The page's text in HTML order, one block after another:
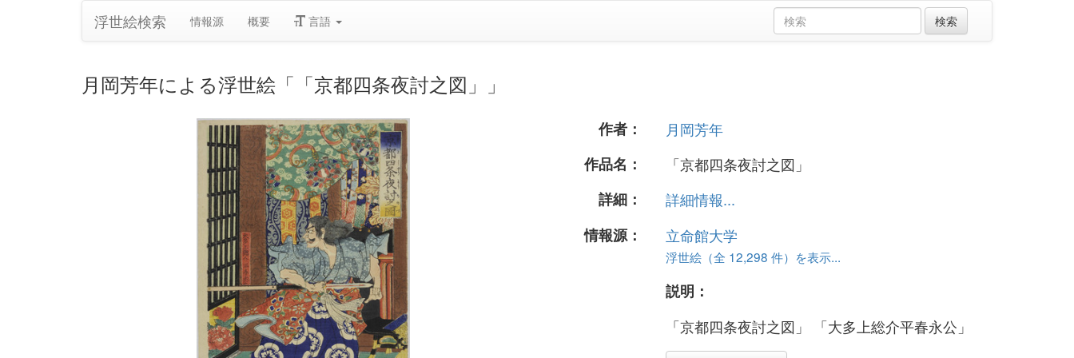
浮世絵検索 情報源 概要 言語
月岡芳年による浮世絵「「京都四条夜討之図」」
作者：
月岡芳年
作品名：
「京都四条夜討之図」
詳細：
詳細情報...
情報源：
立命館大学
浮世絵（全 12,298 件）を表示...
説明：
「京都四条夜討之図」 「大多上総介平春永公」